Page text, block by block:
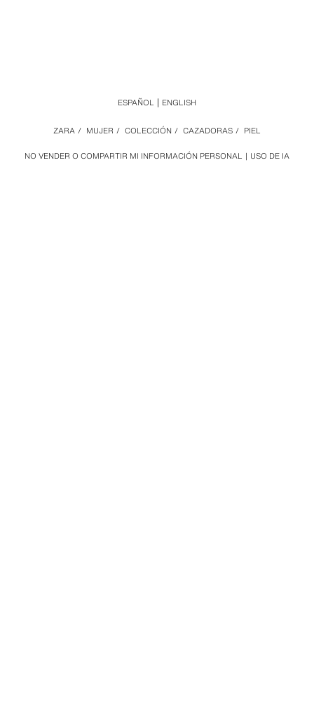
NO VENDER O COMPARTIR MI INFORMACIÓN PERSONAL USO DE IA
ZARA / MUJER / COLECCIÓN / CAZADORAS / PIEL
ESPAÑOL ENGLISH